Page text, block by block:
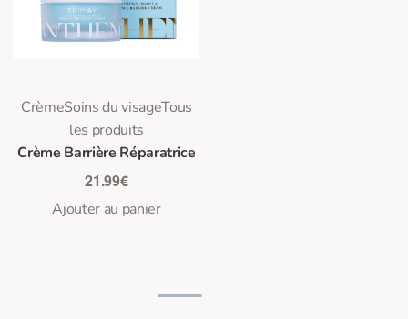
CrèmeSoins du visageTous
les produits
Crème Barrière Réparatrice
21.99€
Ajouter au panier